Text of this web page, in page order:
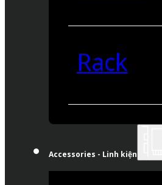
Rack
Accessories - Linh kiện